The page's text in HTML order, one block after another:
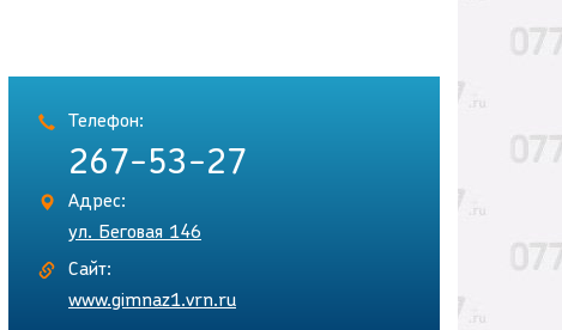
Телефон:
267-53-27
Адрес:
ул. Беговая 146
Сайт:
www.gimnaz1.vrn.ru